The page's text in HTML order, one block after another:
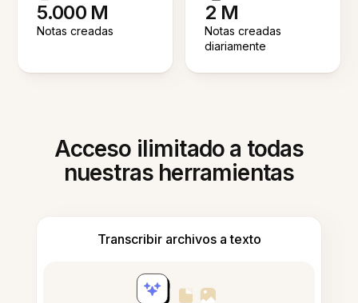
5.000 M
Notas creadas
2 M
Notas creadas
diariamente
Acceso ilimitado a todas
nuestras herramientas
Transcribir archivos a texto